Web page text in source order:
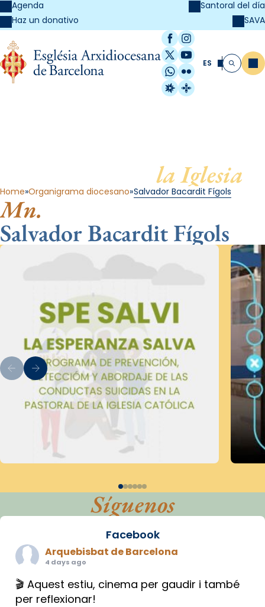
Agenda
Haz un donativo
Santoral del día
SAVA
Facebook
Instagram
X / Twitter
YouTube
WhatsApp
Flickr
Radio Estel
Catalunya
ES Buscar
la Iglesia
Home Organigrama diocesano Salvador Bacardit Fígols
Mn.
Salvador Bacardit Fígols
Síguenos
Facebook
Arquebisbat de Barcelona
4 days ago
🎬 Aquest estiu, cinema per gaudir i també
per reflexionar!